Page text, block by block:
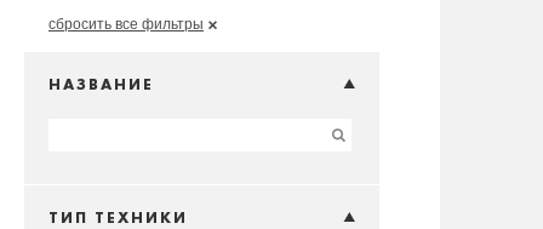
сбросить все фильтры
НАЗВАНИЕ
ТИП ТЕХНИКИ